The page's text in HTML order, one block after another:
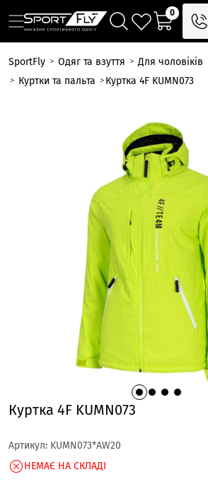
0
SportFly Одяг та взуття Для чоловіків
Куртки та пальта
Куртка 4F KUMN073
Куртка 4F KUMN073
Артикул: KUMN073*AW20
НЕМАЄ НА СКЛАДІ